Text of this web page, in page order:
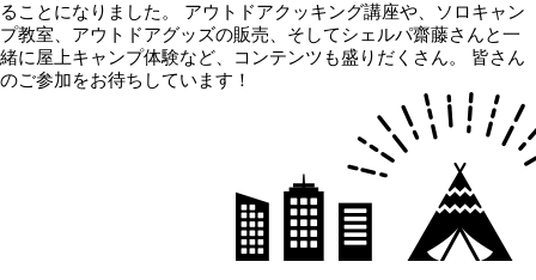
ることになりました。 アウトドアクッキング講座や、ソロキャン
プ教室、アウトドアグッズの販売、そしてシェルパ齋藤さんと⼀
緒に屋上キャンプ体験など、コンテンツも盛りだくさん。 皆さん
のご参加をお待ちしています！